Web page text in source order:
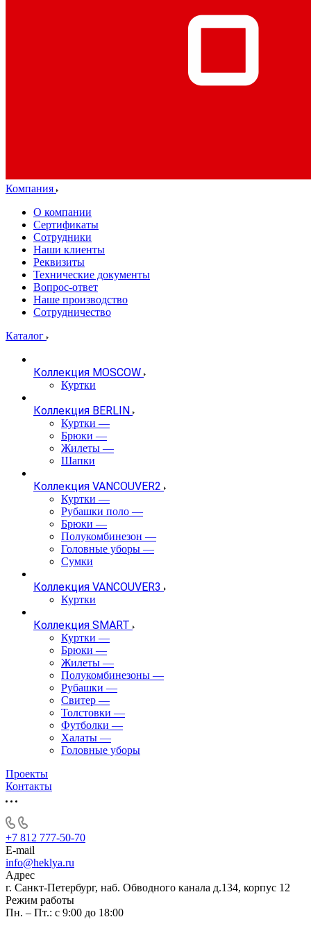
Компания
О компании
Сертификаты
Сотрудники
Наши клиенты
Реквизиты
Технические документы
Вопрос-ответ
Наше производство
Сотрудничество
Каталог
Коллекция MOSCOW
Куртки
Коллекция BERLIN
Куртки —
Брюки —
Жилеты —
Шапки
Коллекция VANCOUVER2
Куртки —
Рубашки поло —
Брюки —
Полукомбинезон —
Головные уборы —
Сумки
Коллекция VANCOUVER3
Куртки
Коллекция SMART
Куртки —
Брюки —
Жилеты —
Полукомбинезоны —
Рубашки —
Свитер —
Толстовки —
Футболки —
Халаты —
Головные уборы
Проекты
Контакты
+7 812 777-50-70
E-mail
info@heklya.ru
Адрес
г. Санкт-Петербург, наб. Обводного канала д.134, корпус 12
Режим работы
Пн. – Пт.: с 9:00 до 18:00